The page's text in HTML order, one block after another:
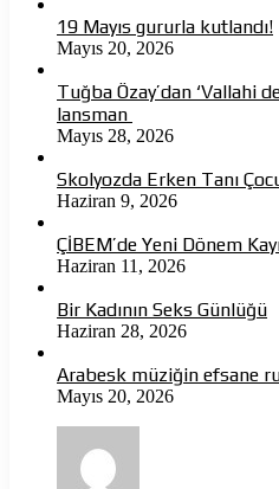
19 Mayıs gururla kutlandı!
Mayıs 20, 2026
Tuğba Özay’dan ‘Vallahi
lansman
Mayıs 28, 2026
Skolyozda Erken Tanı
Haziran 9, 2026
ÇİBEM’de Yeni Dönem
Haziran 11, 2026
Bir Kadının Seks Günlüğü
Haziran 28, 2026
Arabesk müziğin efsane
Mayıs 20, 2026